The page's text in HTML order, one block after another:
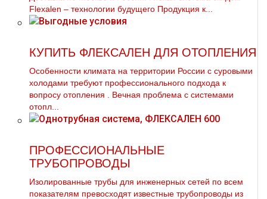
Flехalеn – технологии будущего Продукция к...
КУПИТЬ ФЛЕКСАЛЕН ДЛЯ ОТОПЛЕНИЯ
Особенности климата на территории России с суровыми
холодами требуют профессионального подхода к
вопросу oтoпления . Вечная проблема с системами
oтoпл...
ПРОФЕССИОНАЛЬНЫЕ
ТРУБОПРОВОДЫ
Изолированные тpубы для инженерных сетей по всем
показателям превосходят известные тpубопроводы из